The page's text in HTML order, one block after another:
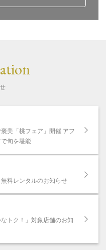
美「桃フェア」開催 アフ
旬を堪能
料レンタルのお知らせ
トク！」対象店舗のお知